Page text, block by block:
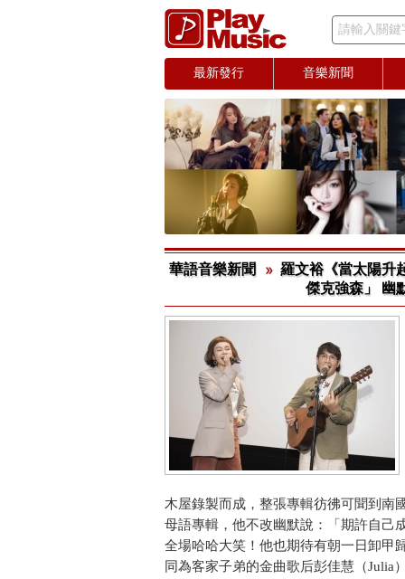
請輸入關鍵
最新發行 音樂新聞
華語音樂新聞
羅文裕《當太陽升
傑克強森」 幽
木屋錄製而成，整張專輯彷彿可聞到南
母語專輯，他不改幽默說：「期許自己
全場哈哈大笑！他也期待有朝一日卸甲
同為客家子弟的金曲歌后彭佳慧（Julia